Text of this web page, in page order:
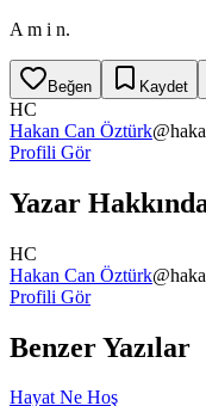
A m i n.
Beğen Kaydet
HC
Hakan Can Öztürk@
Profili Gör
Yazar
HC
Hakan Can Öztürk@
Profili Gör
Benzer Yazılar
Hayat Ne Hoş